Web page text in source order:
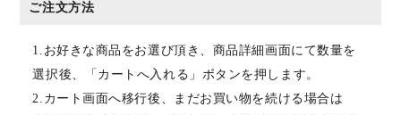
ご注文方法
1.お好きな商品をお選び頂き、商品詳細画面にて数量を
選択後、「カートへ入れる」ボタンを押します。
2.カート画面へ移行後、まだお買い物を続ける場合は